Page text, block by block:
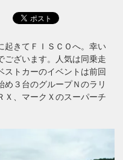
起きてＦＩＳＣＯへ。幸い
ございます。人気は同乗走
ストカーのイベントは前回
め３台のグループＮのラリ
Ｘ、マークＸのスーパーチ